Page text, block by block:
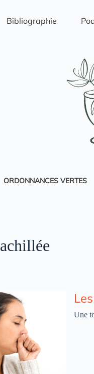
Bibliographie
ORDONNANCES VERTES
achillée
Une